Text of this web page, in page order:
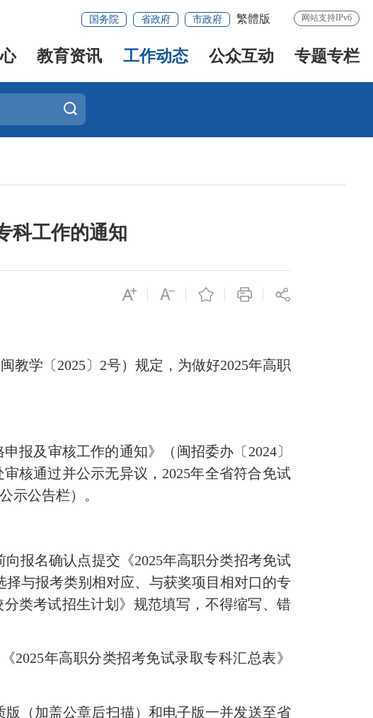
国务院 省政府 市政府 繁體版 网站支持IPv6
教育资讯 工作动态 公众互动 专题专栏
科工作的通知
教学〔2025〕 2号）规定，为做好2025年高职
申报及审核工作的通知》（闽招委办 〔2024〕
核通过并公示无异议，2025年全省符合免试
示公告栏）。
向报名确认点提交《2025年高职分类招考免试
与报考类别相对应、与获奖项目相对口的专
类考试招生计划》 规范填写，不得缩写、错
《2025年高职分类招考免试录取专科汇总表》
版（加盖公章后扫描）和电子版一并发送至省